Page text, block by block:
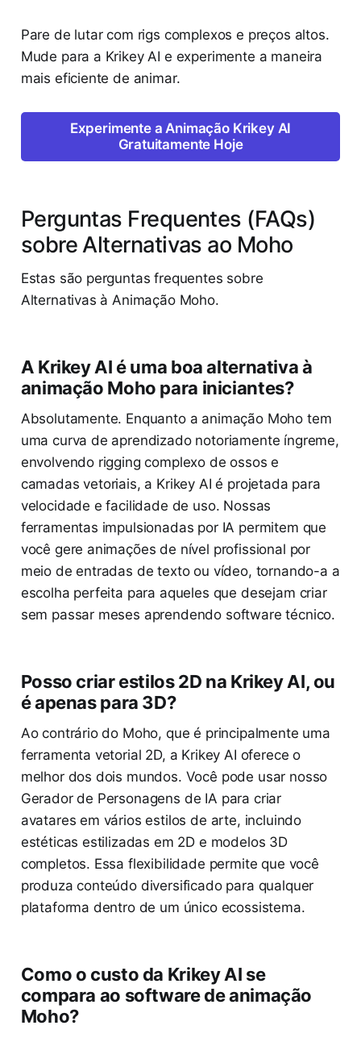
Pare de lutar com rigs complexos e preços altos.
Mude para a Krikey AI e experimente a maneira
mais eficiente de animar.
Experimente a Animação Krikey AI
Gratuitamente Hoje
Perguntas Frequentes (FAQs)
sobre Alternativas ao Moho
Estas são perguntas frequentes sobre
Alternativas à Animação Moho.
A Krikey AI é uma boa alternativa à
animação Moho para iniciantes?
Absolutamente. Enquanto a animação Moho tem
uma curva de aprendizado notoriamente íngreme,
envolvendo rigging complexo de ossos e
camadas vetoriais, a Krikey AI é projetada para
velocidade e facilidade de uso. Nossas
ferramentas impulsionadas por IA permitem que
você gere animações de nível profissional por
meio de entradas de texto ou vídeo, tornando-a a
escolha perfeita para aqueles que desejam criar
sem passar meses aprendendo software técnico.
Posso criar estilos 2D na Krikey AI, ou
é apenas para 3D?
Ao contrário do Moho, que é principalmente uma
ferramenta vetorial 2D, a Krikey AI oferece o
melhor dos dois mundos. Você pode usar nosso
Gerador de Personagens de IA para criar
avatares em vários estilos de arte, incluindo
estéticas estilizadas em 2D e modelos 3D
completos. Essa flexibilidade permite que você
produza conteúdo diversificado para qualquer
plataforma dentro de um único ecossistema.
Como o custo da Krikey AI se
compara ao software de animação
Moho?